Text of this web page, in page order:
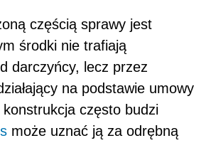
częścią sprawy jest
środki nie trafiają
darczyńcy, lecz przez
na podstawie umowy
często budzi
może uznać ją za odrębną